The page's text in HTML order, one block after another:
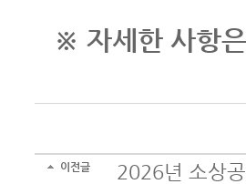
※ 자세한 사항
이전글 2026년 소상